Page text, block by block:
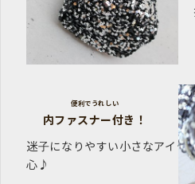
便利でうれしい
内ファスナー付き！
迷子になりやすい小さなアイテ
心♪